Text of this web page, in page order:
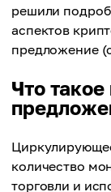
решили
аспектов
предложение
Что
количество
торговли и